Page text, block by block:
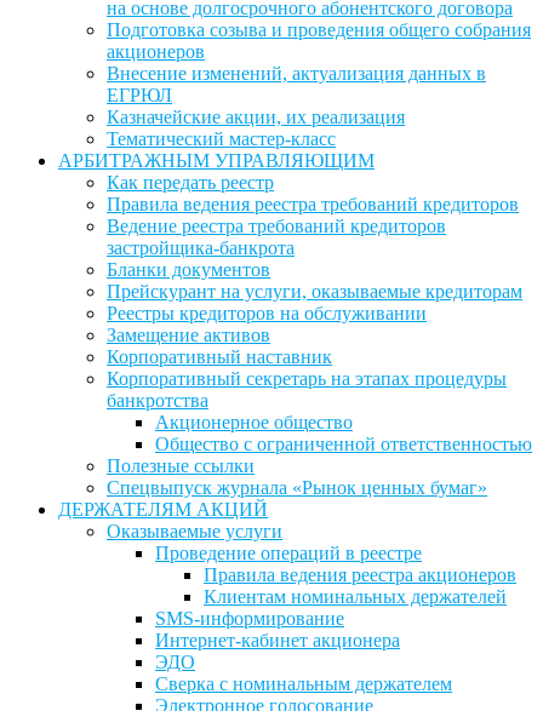
на основе долгосрочного абонентского договора
Подготовка созыва и проведения общего собрания
акционеров
Внесение изменений, актуализация данных в
ЕГРЮЛ
Казначейские акции, их реализация
Тематический мастер-класс
АРБИТРАЖНЫМ УПРАВЛЯЮЩИМ
Как передать реестр
Правила ведения реестра требований кредиторов
Ведение реестра требований кредиторов
застройщика-банкрота
Бланки документов
Прейскурант на услуги, оказываемые кредиторам
Реестры кредиторов на обслуживании
Замещение активов
Корпоративный наставник
Корпоративный секретарь на этапах процедуры
банкротства
Акционерное общество
Общество с ограниченной ответственностью
Полезные ссылки
Спецвыпуск журнала «Рынок ценных бумаг»
ДЕРЖАТЕЛЯМ АКЦИЙ
Оказываемые услуги
Проведение операций в реестре
Правила ведения реестра акционеров
Клиентам номинальных держателей
SMS-информирование
Интернет-кабинет акционера
ЭДО
Сверка с номинальным держателем
Электронное голосование